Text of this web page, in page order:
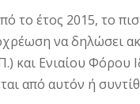
το έτος 2015, το
να δηλώσει
Ενιαίου Φόρου
από αυτόν ή